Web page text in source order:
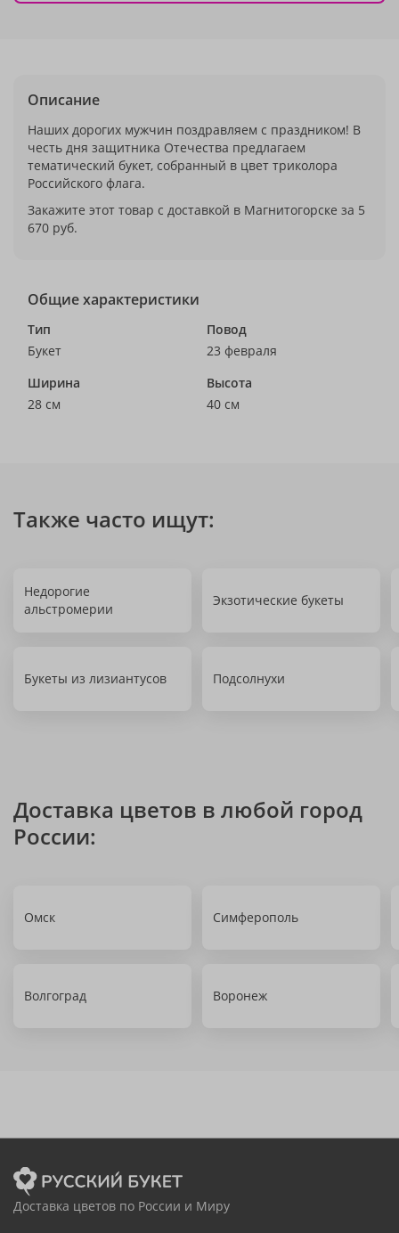
Описание
Наших дорогих мужчин поздравляем с праздником! В
честь дня защитника Отечества предлагаем
тематический букет, собранный в цвет триколора
Российского флага.
Закажите этот товар с доставкой в Магнитогорске за 5
670 руб.
Общие характеристики
Тип
Букет
Повод
23 февраля
Ширина
28 см
Высота
40 см
Также часто ищут:
Недорогие
альстромерии
Экзотические букеты
Букеты из лизиантусов Подсолнухи
Доставка цветов в любой город
России:
Омск Симферополь
Волгоград Воронеж
Доставка цветов по России и Миру